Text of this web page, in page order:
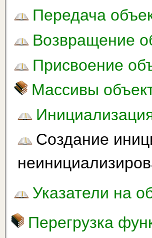
Передача
Возвращение
Присвоение
Массивы
Создание
Указатели на
Перегрузка